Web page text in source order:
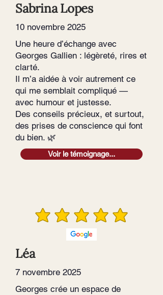
Sabrina Lopes
10 novembre 2025
Une heure d’échange avec
Georges Gallien : légèreté, rires et
clarté.
Il m’a aidée à voir autrement ce
qui me semblait compliqué —
avec humour et justesse.
Des conseils précieux, et surtout,
des prises de conscience qui font
du bien. 🌿
Voir le témoignage...
Léa
7 novembre 2025
Georges crée un espace de